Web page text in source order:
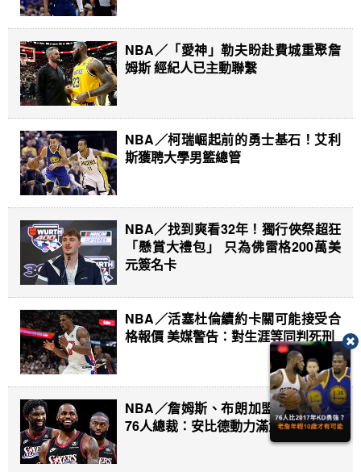
NBA／「愛神」勒夫盼赴費城重聚詹
姆斯 經紀人已主動聯繫
NBA／柯瑞崛起前的勇士基石！艾利
斯獲聘大學男籃總管
NBA／找到爽看32年！獨行俠祭超狂
「懸賞大禮包」 只為佛雷格200萬美
元簽名卡
NBA／活塞杜倫續約卡關可能接受合
格報價 美媒警告：對生涯等同判死刑
NBA／詹姆斯、布朗加盟助點然鬥志
76人總裁：安比德動力滿滿